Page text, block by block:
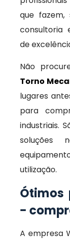
que
consultoria
de
Não
Torno
lugares
para
industriais.
soluções
utilização.
Ótimos
-
A empresa